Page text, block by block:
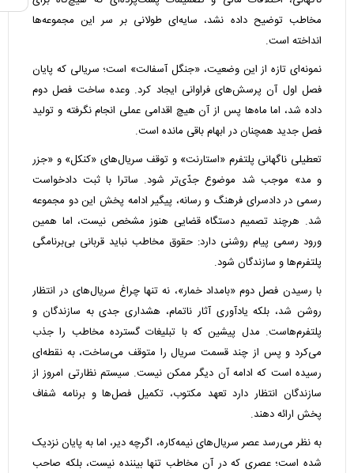
مخاطب توضیح داده نشد، سایه‌ای طولانی بر سر این مجموعه‌ها
انداخته است.
نمونه‌ای تازه از این وضعیت، «جنگل آسفالت» است؛ سریالی که پایان
فصل اول آن پرسش‌های فراوانی ایجاد کرد. وعده ساخت فصل دوم
داده شد، اما ماه‌ها پس از آن هیچ اقدامی عملی انجام نگرفته و تولید
فصل جدید همچنان در ابهام باقی مانده است.
تعطیلی ناگهانی پلتفرم «استارنت» و توقف سریال‌های «کنکل» و «جزر
و مد» موجب شد موضوع جدّی‌تر شود. ساترا با ثبت دادخواست
رسمی در دادسرای فرهنگ و رسانه، پیگیر ادامه پخش این دو مجموعه
شد. هرچند تصمیم دستگاه قضایی هنوز مشخص نیست، اما همین
ورود رسمی پیام روشنی دارد: حقوق مخاطب نباید قربانی بی‌برنامگی
پلتفرم‌ها و سازندگان شود.
با رسیدن فصل دوم «بامداد خمار»، نه تنها چراغ سریال‌های در انتظار
روشن شد، بلکه یادآوری آثار ناتمام، هشداری جدی به سازندگان و
پلتفرم‌هاست. مدل پیشین که با تبلیغات گسترده مخاطب را جذب
می‌کرد و پس از چند قسمت سریال را متوقف می‌ساخت، به نقطه‌ای
رسیده است که ادامه آن دیگر ممکن نیست. سیستم نظارتی امروز از
سازندگان انتظار دارد تعهد مکتوب، تکمیل فصل‌ها و برنامه شفاف
پخش ارائه دهند.
به نظر می‌رسد عصر سریال‌های نیمه‌کاره، اگرچه دیر، اما به پایان نزدیک
شده است؛ عصری که در آن مخاطب تنها بیننده نیست، بلکه صاحب